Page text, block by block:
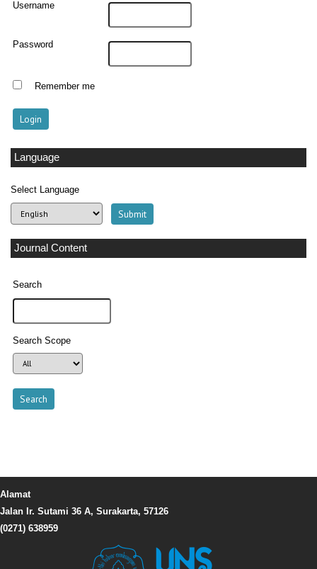
Username
Password
Remember me
Language
Select Language
Journal Content
Search
Search Scope
Alamat
Jalan Ir. Sutami 36 A, Surakarta, 57126
(0271) 638959